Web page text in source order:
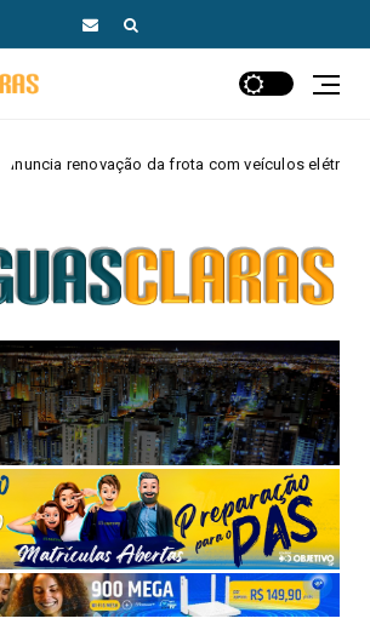
veículos elétricos e híbridos MAIS